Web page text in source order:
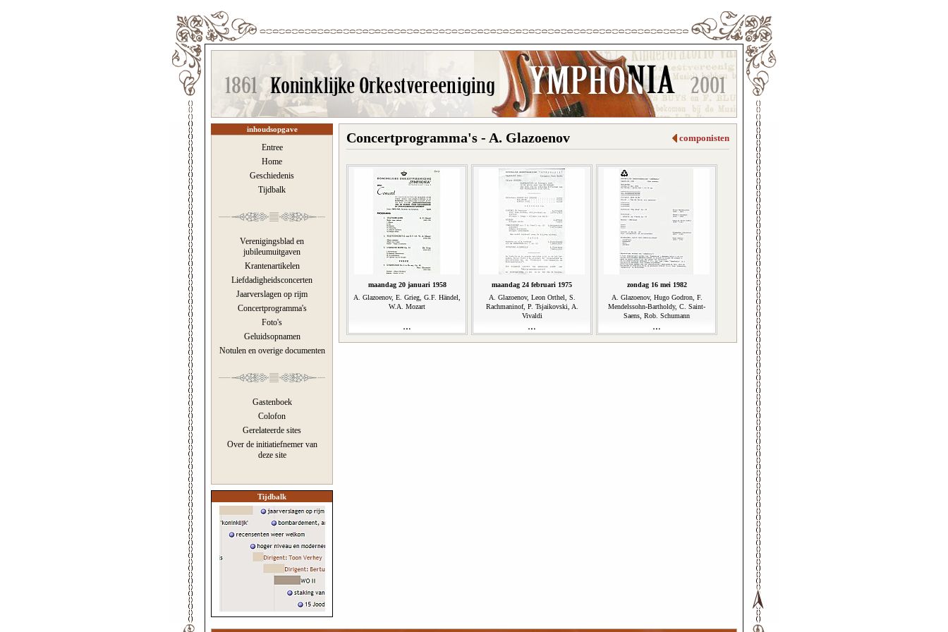
inhoudsopgave
Entree
Home
Geschiedenis
Tijdbalk
Verenigingsblad en
jubileumuitgaven
Krantenartikelen
Liefdadigheidsconcerten
Jaarverslagen op rijm
Concertprogramma's
Foto's
Geluidsopnamen
Notulen en overige documenten
Gastenboek
Colofon
Gerelateerde sites
Over de initiatiefnemer van
deze site
Tijdbalk
componisten
Concertprogramma's - A. Glazoenov
maandag 20 januari 1958
A. Glazoenov, E. Grieg, G.F. Händel,
W.A. Mozart
maandag 24 februari 1975
A. Glazoenov, Leon Orthel, S.
Rachmaninof, P. Tsjaikovski, A.
Vivaldi
zondag 16 mei 1982
A. Glazoenov, Hugo Godron, F.
Mendelssohn-Bartholdy, C. Saint-
Saens, Rob. Schumann